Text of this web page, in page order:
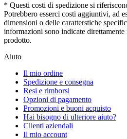
* Questi costi di spedizione si
Potrebbero esserci costi aggiuntivi, ad
dimensioni o delle caratterstiche
informazioni sono indicate direttamente
prodotto.
Aiuto
Il mio ordine
Spedizione e consegna
Resi e rimborsi
Opzioni di pagamento
Promozioni e buoni acquisto
Hai bisogno di ulteriore aiuto?
Clienti aziendali
Il mio account